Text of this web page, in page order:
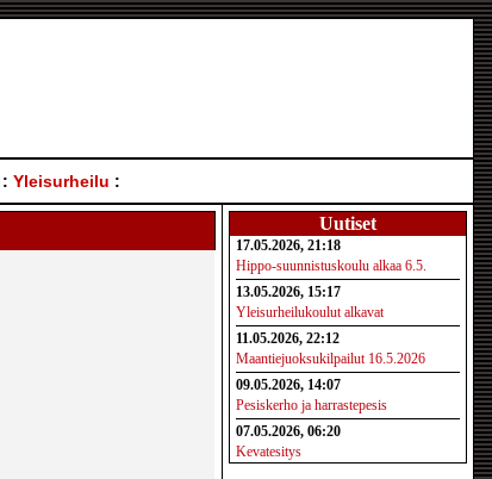
: Yleisurheilu :
Uutiset
17.05.2026, 21:18
Hippo-suunnistuskoulu alkaa 6.5.
13.05.2026, 15:17
Yleisurheilukoulut alkavat
11.05.2026, 22:12
Maantiejuoksukilpailut 16.5.2026
09.05.2026, 14:07
Pesiskerho ja harrastepesis
07.05.2026, 06:20
Kevatesitys